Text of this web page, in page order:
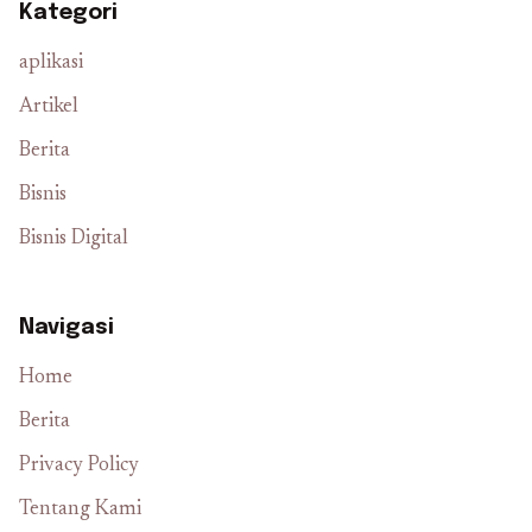
Kategori
aplikasi
Artikel
Berita
Bisnis
Bisnis Digital
Navigasi
Home
Berita
Privacy Policy
Tentang Kami